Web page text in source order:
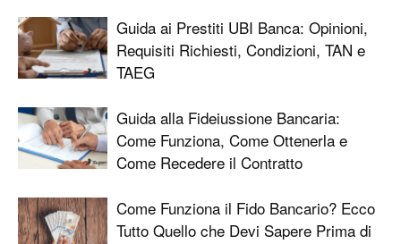
Guida ai Prestiti UBI Banca: Opinioni,
Requisiti Richiesti, Condizioni, TAN e
TAEG
Guida alla Fideiussione Bancaria:
Come Funziona, Come Ottenerla e
Come Recedere il Contratto
Come Funziona il Fido Bancario? Ecco
Tutto Quello che Devi Sapere Prima di